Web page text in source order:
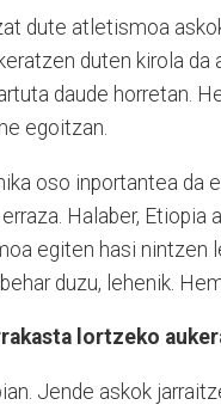
dute atletismoa
duten kirola
daude horretan.
egoitzan.
oso inportantea da
Halaber,
egiten hasi nintzen
duzu, lehenik.
lortzeko
Jende askok